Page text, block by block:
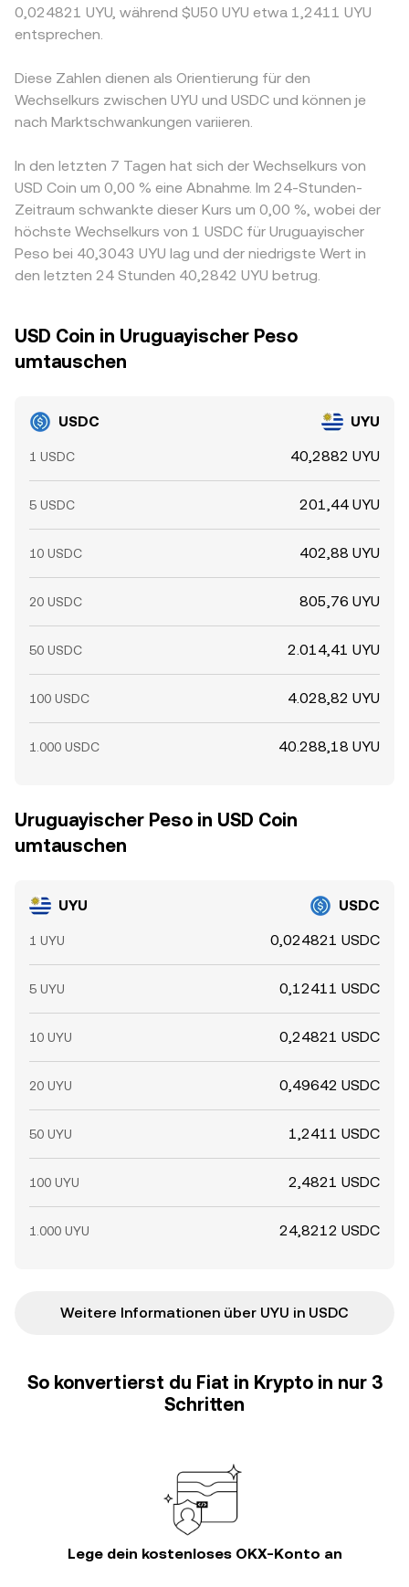
0,024821 UYU, während $U50 UYU etwa 1,2411 UYU
entsprechen.
Diese Zahlen dienen als Orientierung für den
Wechselkurs zwischen UYU und USDC und können je
nach Marktschwankungen variieren.
In den letzten 7 Tagen hat sich der Wechselkurs von
USD Coin um 0,00 % eine Abnahme. Im 24-Stunden-
Zeitraum schwankte dieser Kurs um 0,00 %, wobei der
höchste Wechselkurs von 1 USDC für Uruguayischer
Peso bei 40,3043 UYU lag und der niedrigste Wert in
den letzten 24 Stunden 40,2842 UYU betrug.
USD Coin in Uruguayischer Peso
umtauschen
USDC UYU
1 USDC 40,2882 UYU
5 USDC 201,44 UYU
10 USDC 402,88 UYU
20 USDC 805,76 UYU
50 USDC 2.014,41 UYU
100 USDC 4.028,82 UYU
1.000 USDC 40.288,18 UYU
Uruguayischer Peso in USD Coin
umtauschen
UYU USDC
1 UYU 0,024821 USDC
5 UYU 0,12411 USDC
10 UYU 0,24821 USDC
20 UYU 0,49642 USDC
50 UYU 1,2411 USDC
100 UYU 2,4821 USDC
1.000 UYU 24,8212 USDC
Weitere Informationen über UYU in USDC
So konvertierst du Fiat in Krypto in nur 3
Schritten
Lege dein kostenloses OKX-Konto an